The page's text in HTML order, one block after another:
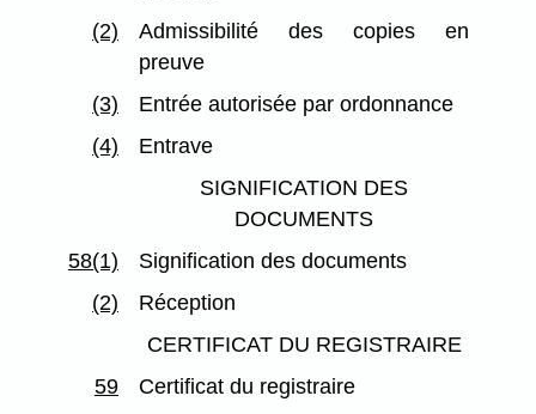
(2)
Admissibilité des copies en
preuve
(3)
Entrée autorisée par ordonnance
(4)
Entrave
SIGNIFICATION DES
DOCUMENTS
58(1)
Signification des documents
(2)
Réception
CERTIFICAT DU REGISTRAIRE
59
Certificat du registraire